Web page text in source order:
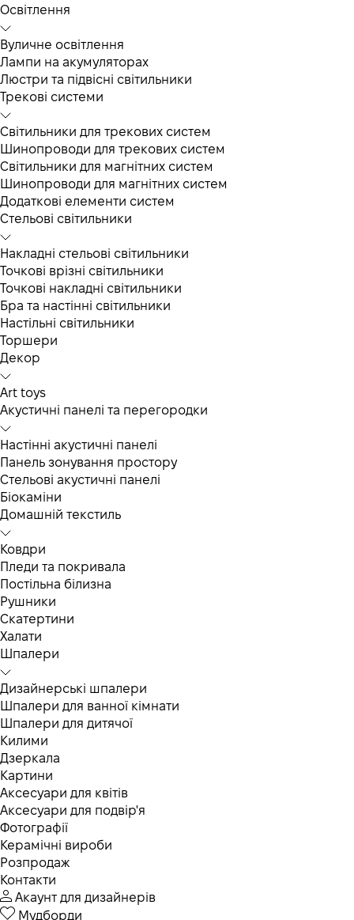
Освітлення
Вуличне освітлення
Лампи на акумуляторах
Люстри та підвісні світильники
Трекові системи
Світильники для трекових систем
Шинопроводи для трекових систем
Світильники для магнітних систем
Шинопроводи для магнітних систем
Додаткові елементи систем
Cтельові світильники
Накладні стельові світильники
Точкові врізні світильники
Точкові накладні світильники
Бра та настінні світильники
Настільні світильники
Торшери
Декор
Art toys
Акустичні панелі та перегородки
Настінні акустичні панелі
Панель зонування простору
Стельові акустичні панелі
Біокаміни
Домашній текстиль
Ковдри
Пледи та покривала
Постільна білизна
Рушники
Скатертини
Халати
Шпалери
Дизайнерські шпалери
Шпалери для ванної кімнати
Шпалери для дитячої
Килими
Дзеркала
Картини
Аксесуари для квітів
Аксесуари для подвір'я
Фотографії
Керамічні вироби
Розпродаж
Контакти
Акаунт для дизайнерів
Мудборди